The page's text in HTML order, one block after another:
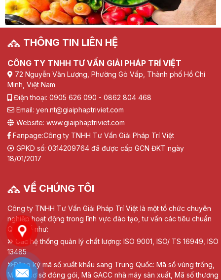
THÔNG TIN LIÊN HỆ
CÔNG TY TNHH TƯ VẤN GIẢI PHÁP TRÍ VIỆT
72 Nguyễn Văn Lượng, Phường Gò Vấp, Thành phố Hồ Chí
Minh, Việt Nam
Điện thoại: 0905 626 090 - 0862 804 468
Email: yen.nt@giaiphaptriviet.com
Website: www.giaiphaptriviet.com
Fanpage:Công ty TNHH Tư Vấn Giải Pháp Trí Việt
GPKD số: 0314209764 đã được cấp GCN ĐKT ngày
18/01/2017
VỀ CHÚNG TÔI
Công ty TNHH Tư Vấn Giải Pháp Trí Việt là một tổ chức chuyên
nghiệp hoạt động trong lĩnh vực đào tạo, tư vấn các tiêu chuẩn
Quốc tế như:
Các hệ thống quản lý chất lượng: ISO 9001, ISO/ TS 16949, ISO
13485
Đăng ký mã số xuất khẩu sang Trung Quốc: Mã số vùng trồng,
Mã số cơ sở đóng gói, Mã GACC nhà máy sản xuất, Mã số thương